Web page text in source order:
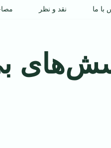
با ما نقد و نظر